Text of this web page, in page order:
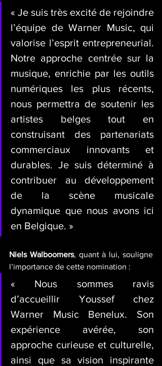
« Je suis très excité de rejoindre
l’équipe de Warner Music, qui
valorise l’esprit entrepreneurial.
Notre approche centrée sur la
musique, enrichie par les outils
numériques les plus récents,
nous permettra de soutenir les
artistes belges tout en
construisant des partenariats
commerciaux innovants et
durables. Je suis déterminé à
contribuer au développement
de la scène musicale
dynamique que nous avons ici
en Belgique. »
Niels Walboomers, quant à lui, souligne
l’importance de cette nomination :
« Nous sommes ravis
d’accueillir Youssef chez
Warner Music Benelux. Son
expérience avérée, son
approche curieuse et culturelle,
ainsi que sa vision inspirante